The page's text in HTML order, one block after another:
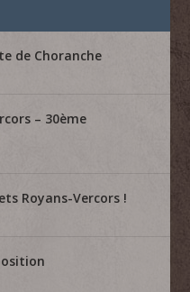
de Choranche
– 30ème
Royans-Vercors !